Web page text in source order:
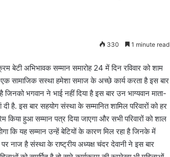
330 1 minute read
बेटी अभिभावक सम्मान समारोह 24 में दिन रविवार को शाम
सामाजिक सस्था हमेशा समाज के अच्छे कार्य करता है इस बार
भगवान ने भाई नहीं दिया है इस बार उन भाग्यवान माता-
है. इस बार सहयोग संस्था के सम्मानित शामिल परिवारों को हर
हुआ सम्मान पत्र दिया जाएगा और सभी परिवारों को शाल
कि यह सम्मान उन्हें बेटियों के कारण मिल रहा है जिनके में
नाज है संस्था के राष्ट्रीय अध्यक्ष चंदर देवानी ने इस बार